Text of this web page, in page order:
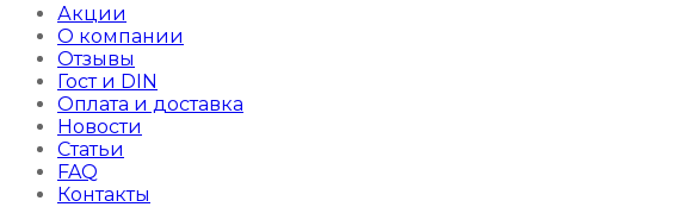
Акции
О компании
Отзывы
Гост и DIN
Оплата и доставка
Новости
Статьи
FAQ
Контакты